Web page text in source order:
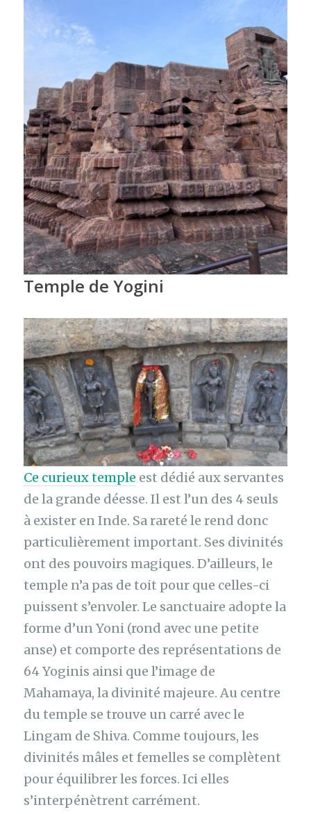
Temple de Yogini
Ce curieux temple est dédié aux servantes
de la grande déesse. Il est l’un des 4 seuls
à exister en Inde. Sa rareté le rend donc
particulièrement important. Ses divinités
ont des pouvoirs magiques. D’ailleurs, le
temple n’a pas de toit pour que celles-ci
puissent s’envoler. Le sanctuaire adopte la
forme d’un Yoni (rond avec une petite
anse) et comporte des représentations de
64 Yoginis ainsi que l’image de
Mahamaya, la divinité majeure. Au centre
du temple se trouve un carré avec le
Lingam de Shiva. Comme toujours, les
divinités mâles et femelles se complètent
pour équilibrer les forces. Ici elles
s’interpénètrent carrément.